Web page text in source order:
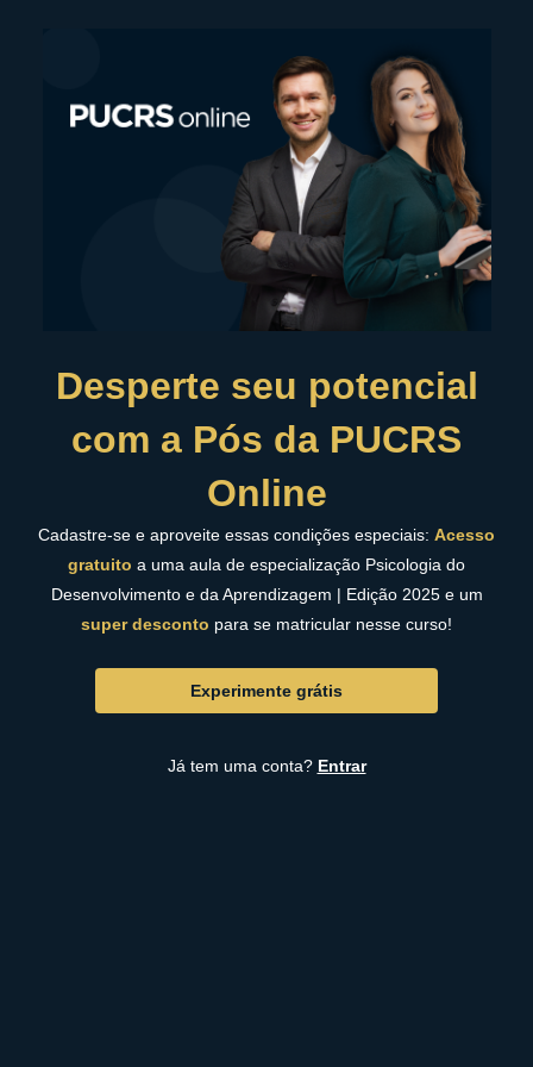
Desperte seu potencial
com a Pós da PUCRS
Online
Cadastre-se e aproveite essas condições especiais: Acesso
gratuito a uma aula de especialização Psicologia do
Desenvolvimento e da Aprendizagem | Edição 2025 e um
super desconto para se matricular nesse curso!
Experimente grátis
Já tem uma conta? Entrar